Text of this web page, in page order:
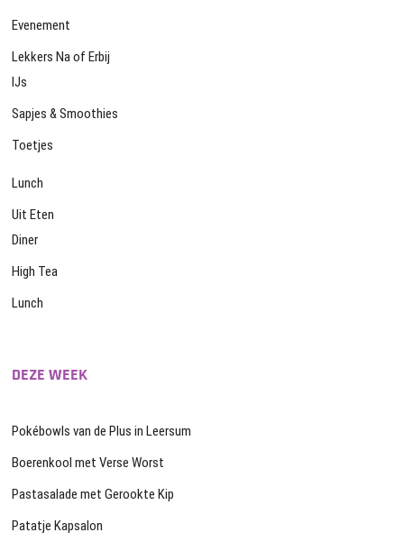
Evenement
Lekkers Na of Erbij
IJs
Sapjes & Smoothies
Toetjes
Lunch
Uit Eten
Diner
High Tea
Lunch
DEZE WEEK
Pokébowls van de Plus in Leersum
Boerenkool met Verse Worst
Pastasalade met Gerookte Kip
Patatje Kapsalon